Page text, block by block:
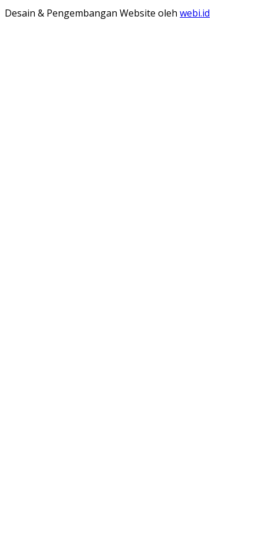
Desain & Pengembangan Website oleh webi.id